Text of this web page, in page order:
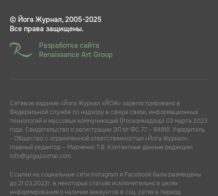
© Йога Журнал, 2005-2025
Все права защищены.
Разработка сайта
Renaissance Art Group
Сетевое издание «Йога Журнал «ЙОЖ» зарегистрировано в
Федеральной службе по надзору в сфере связи, информационных
технологий и массовых коммуникаций (Роскомнадзор) 03 марта 2023
года. Свидетельство о регистрации ЭЛ № ФС 77 – 84818. Учредитель
- Общество с ограниченной ответственностью «Йога Журнал»,
главный редактор – Марченко Т.В. Контактные данные редакции:
info@yogajournal.com.
Ссылки на социальные сети Instagram и Facebook были размещены
до 21.03.2022г. в некоторых статьях исключительно в целях
информирования о наличии аккаунтов в соц. сетях в период